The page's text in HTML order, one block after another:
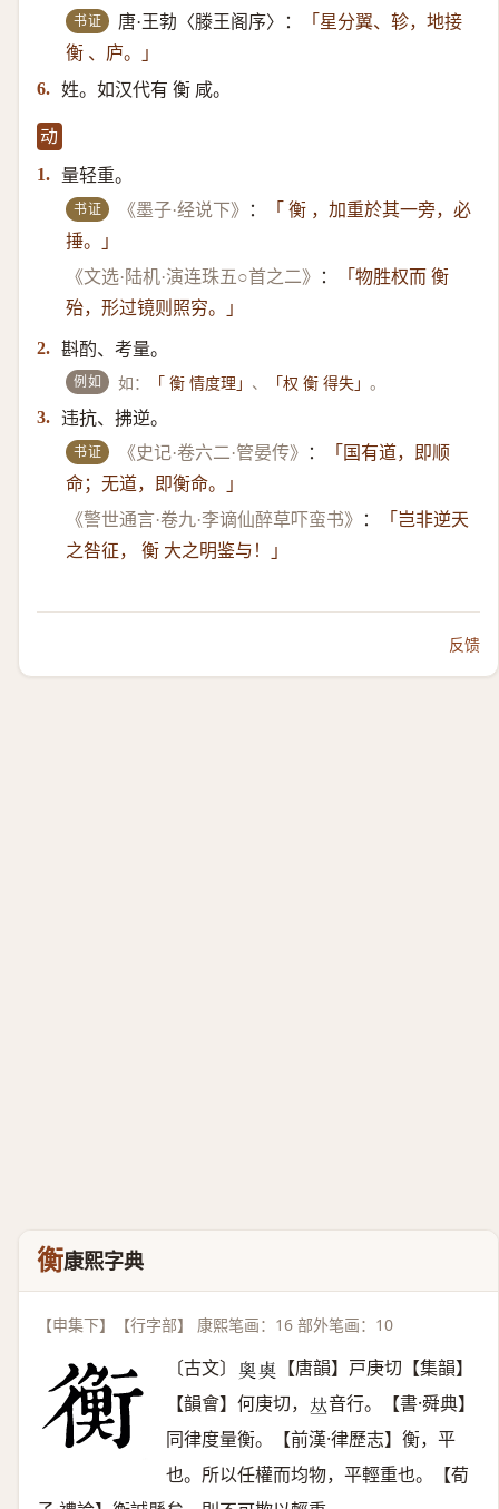
书证 唐·王勃〈滕王阁序〉：
「星分翼、轸，地接
衡 、庐。」
6. 姓。如汉代有 衡 咸。
动
1.
量轻重。
书证 《墨子·经说下》 ：
「 衡 ，加重於其一旁，必
捶。」
《文选·陆机·演连珠五○首之二》
：
「物胜权而 衡
殆，形过镜则照穷。」
2. 斟酌、考量。
例如 如： 「 衡 情度理」 、 「权 衡 得失」。
3. 违抗、拂逆。
书证 《史记·卷六二·管晏传》 ：
「国有道，即顺
命；无道，即衡命。」
《警世通言·卷九·李谪仙醉草吓蛮书》
：
「岂非逆天
之咎征， 衡 大之明鉴与！」
反馈
衡康熙字典
【申集下】【行字部】 康熙笔画：16 部外笔画：10
〔古文〕 𡘻 𡙉
【唐韻】戸庚切【集韻】
【韻會】何庚切， 𠀤音行。【書·舜典】
同律度量衡。【前漢·律歷志】衡，平
也。所以任權而均物，平輕重也。【荀